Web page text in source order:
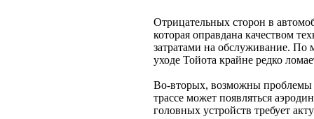
Отрицательных сторон в
которая оправдана качеством
затратами на обслуживание.
уходе Тойота крайне редко
Во-вторых, возможны проблемы
трассе может появляться
головных устройств требует